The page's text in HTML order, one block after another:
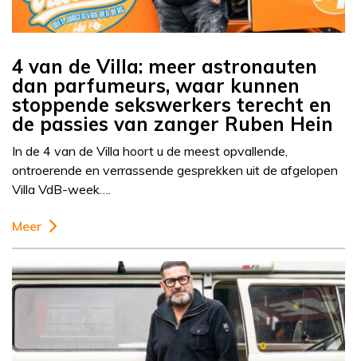
4 van de Villa: meer astronauten
dan parfumeurs, waar kunnen
stoppende sekswerkers terecht en
de passies van zanger Ruben Hein
In de 4 van de Villa hoort u de meest opvallende,
ontroerende en verrassende gesprekken uit de afgelopen
Villa VdB-week….
Meer